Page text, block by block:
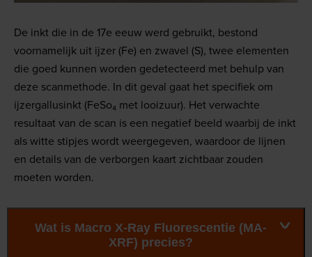
De inkt die in de 17e eeuw werd gebruikt, bestond
voornamelijk uit ijzer (Fe) en zwavel (S), twee elementen
die goed kunnen worden gedetecteerd met behulp van
deze scanmethode. In dit geval gaat het specifiek om
ijzergallusinkt (FeSo₄ met looizuur). Het verwachte
resultaat van de scan is een negatief beeld waarbij de inkt
als witte stipjes wordt weergegeven, waardoor de lijnen
en details van de verborgen kaart zichtbaar zouden
moeten worden.
Wat is Macro X-Ray Fluorescentie (MA-
XRF) precies?